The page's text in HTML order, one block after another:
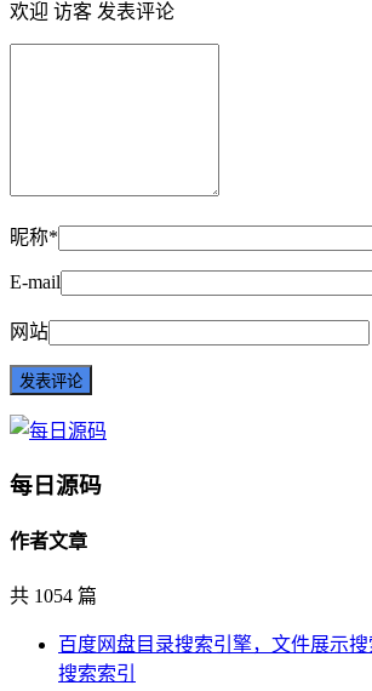
欢迎 访客 发表评论
昵称*
E-mail
网站
每日源码
作者文章
共 1054 篇
百度网盘目录搜索引擎，文件展示
搜索索引